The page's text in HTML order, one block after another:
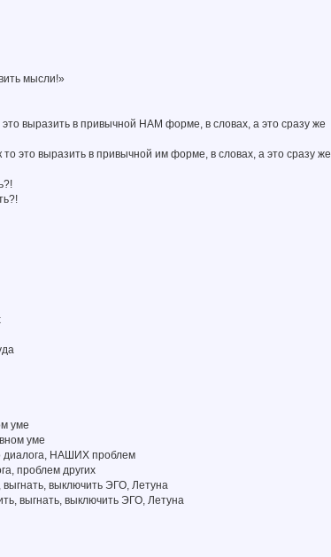
мысли!»
выразить в привычной НАМ форме, в словах, а это сразу же
это выразить в привычной им форме, в словах, а это сразу же
уме
уме
диалога, НАШИХ проблем
проблем других
выгнать, выключить ЭГО, Летуна
выгнать, выключить ЭГО, Летуна